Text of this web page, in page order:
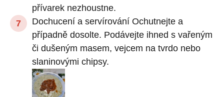
přívarek nezhoustne.
Dochucení a servírování Ochutnejte a
případně dosolte. Podávejte ihned s vařeným
či dušeným masem, vejcem na tvrdo nebo
slaninovými chipsy.